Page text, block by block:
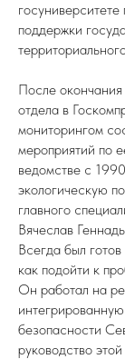
поддержки
После окончания
отдела в
мониторингом
мероприятий по
ведомстве с
экологическую
главного
Вячеслав
Всегда был
как подойти к
Он работал на
безопасности
руководство